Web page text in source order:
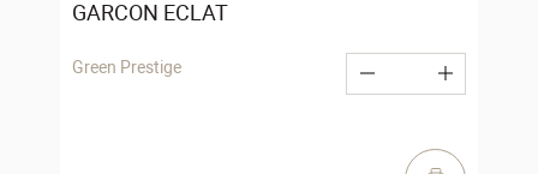
GARCON ECLAT
Green Prestige